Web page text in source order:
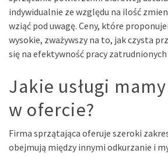
indywidualnie ze względu na ilość
wziąć pod uwagę. Ceny, które
wysokie, zważywszy na to, jak czysta
się na efektywność pracy
Jakie usługi mamy
w ofercie?
Firma sprzątająca oferuje szeroki
obejmują między innymi odkurzanie i